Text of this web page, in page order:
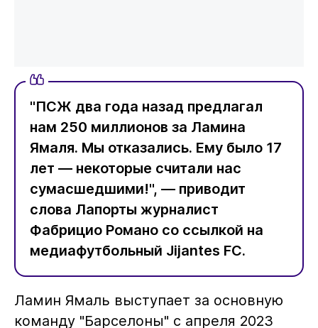
"ПСЖ два года назад предлагал
нам 250 миллионов за Ламина
Ямаля. Мы отказались. Ему было 17
лет — некоторые считали нас
сумасшедшими!", — приводит
слова Лапорты журналист
Фабрицио Романо со ссылкой на
медиафутбольный Jijantes FC.
Ламин Ямаль выступает за основную
команду "Барселоны" с апреля 2023